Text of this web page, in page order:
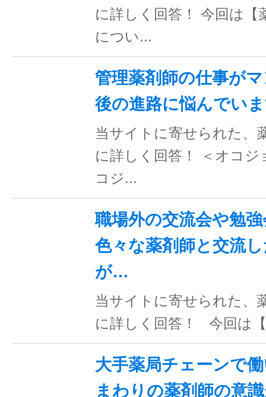
に詳しく回答！ 今回は【
につい...
管理薬剤師の仕事が
後の進路に悩んでい
当サイトに寄せられた、
に詳しく回答！ ＜オコジ
コジ...
職場外の交流会や勉
色々な薬剤師と交流
が…
当サイトに寄せられた、
に詳しく回答！ 今回は
大手薬局チェーンで
まわりの薬剤師の意